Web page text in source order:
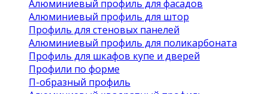
Алюминиевый профиль для фасадов
Алюминиевый профиль для штор
Профиль для стеновых панелей
Алюминиевый профиль для поликарбоната
Профиль для шкафов купе и дверей
Профили по форме
П-образный профиль